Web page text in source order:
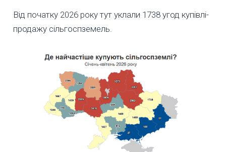
Від початку 2026 року тут уклали 1738 угод купівлі-
продажу сільгоспземель.